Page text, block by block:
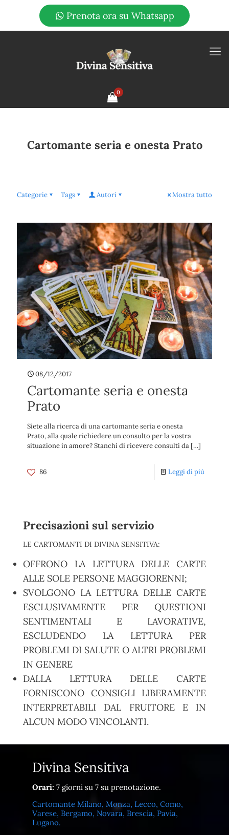
Prenota ora su Whatsapp
0
Cartomante seria e onesta Prato
Categorie Tags Autori Mostra tutto
08/12/2017
Cartomante seria e onesta
Prato
Siete alla ricerca di una cartomante seria e onesta
Prato, alla quale richiedere un consulto per la vostra
situazione in amore? Stanchi di ricevere consulti da […]
86 Leggi di più
Precisazioni sul servizio
LE CARTOMANTI DI DIVINA SENSITIVA:
OFFRONO LA LETTURA DELLE CARTE
ALLE SOLE PERSONE MAGGIORENNI;
SVOLGONO LA LETTURA DELLE CARTE
ESCLUSIVAMENTE PER QUESTIONI
SENTIMENTALI E LAVORATIVE,
ESCLUDENDO LA LETTURA PER
PROBLEMI DI SALUTE O ALTRI PROBLEMI
IN GENERE
DALLA LETTURA DELLE CARTE
FORNISCONO CONSIGLI LIBERAMENTE
INTERPRETABILI DAL FRUITORE E IN
ALCUN MODO VINCOLANTI.
Divina Sensitiva
Orari: 7 giorni su 7 su prenotazione.
Cartomante Milano, Monza, Lecco, Como,
Varese, Bergamo, Novara, Brescia, Pavia,
Lugano.